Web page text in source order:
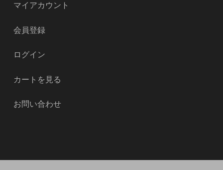
マイアカウント
会員登録
ログイン
カートを見る
お問い合わせ